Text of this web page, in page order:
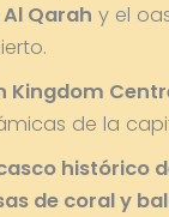
Qarah y el
Kingdom
de la
histórico
de coral y